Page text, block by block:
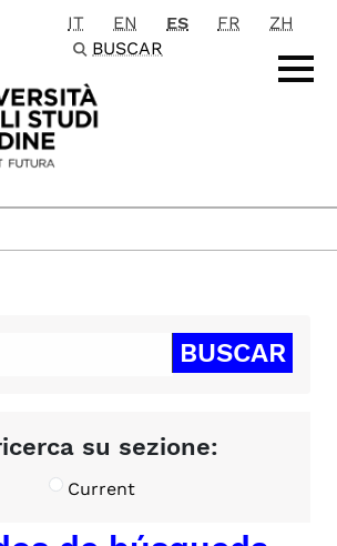
principale
IT EN ES FR
ZH
BUSCAR
su sezione:
Current